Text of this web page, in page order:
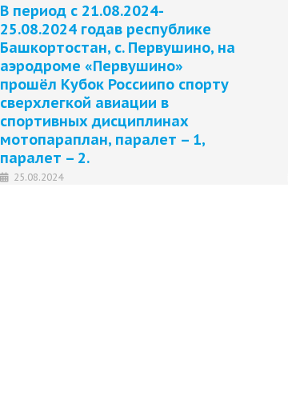
В период с 21.08.2024-
25.08.2024 годав республике
Башкортостан, с. Первушино, на
аэродроме «Первушино»
прошёл Кубок Россиипо спорту
сверхлегкой авиации в
спортивных дисциплинах
мотопараплан, паралет – 1,
паралет – 2.
25.08.2024